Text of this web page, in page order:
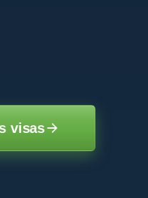
visas